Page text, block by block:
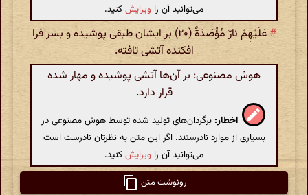
می‌توانید آن را ویرایشکنید.
#
عَلَیْهِمْ نارٌ مُؤْصَدَةٌ (۲۰) بر ایشان طبقی پوشیده و بسر فرا
افکنده آتشی تافته.
هوش مصنوعی: بر آن‌ها آتشی پوشیده و مهار شده
قرار دارد.
اخطار: برگردان‌های تولید شده توسط هوش مصنوعی در
بسیاری از موارد نادرستند. اگر این متن به نظرتان نادرست است
می‌توانید آن را ویرایشکنید.
رونوشت متن